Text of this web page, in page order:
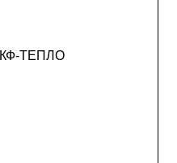
ТЕПЛО